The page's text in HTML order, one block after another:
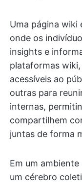
Uma página wiki
onde os
insights e
plataformas
acessíveis ao
outras para
internas,
compartilhem
juntas de forma
Em um
um cérebro